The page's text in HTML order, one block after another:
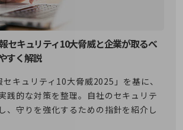
する、
セキュリティ10大脅威と企業が取るべ
すく解説
キュリティ10大脅威2025」を基に、
践的な対策を整理。自社のセキュリテ
、守りを強化するための指針を紹介し